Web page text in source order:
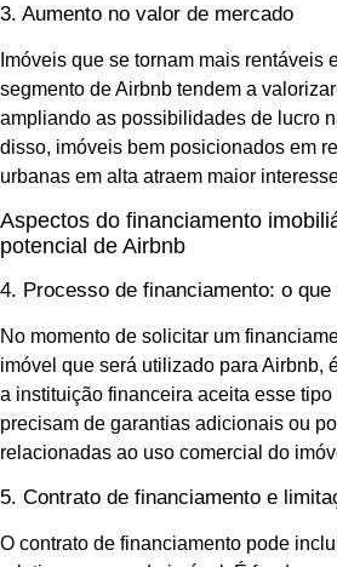
3. Aumento no valor de mercado
Imóveis que se tornam mais rentáveis
segmento de Airbnb tendem a
ampliando as possibilidades de lucro
disso, imóveis bem posicionados em
urbanas em alta atraem maior
Aspectos do financiamento
potencial de Airbnb
4. Processo de financiamento: o
No momento de solicitar um
imóvel que será utilizado para Airbnb,
a instituição financeira aceita esse
precisam de garantias adicionais ou
relacionadas ao uso comercial do
5. Contrato de financiamento e
O contrato de financiamento pode